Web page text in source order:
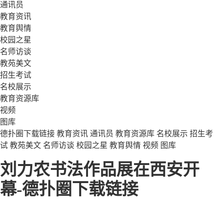
通讯员
教育资讯
教育舆情
校园之星
名师访谈
教苑美文
招生考试
名校展示
教育资源库
视频
图库
德扑圈下载链接 教育资讯 通讯员 教育资源库 名校展示 招生考
试 教苑美文 名师访谈 校园之星 教育舆情 视频 图库
刘力农书法作品展在西安开
幕-德扑圈下载链接